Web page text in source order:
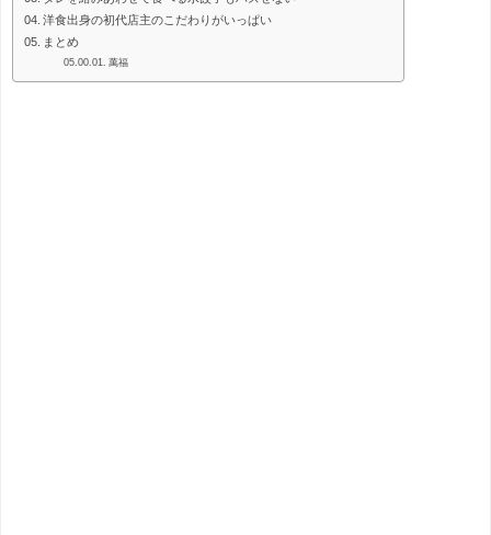
洋食出身の初代店主のこだわりがいっぱい
まとめ
萬福